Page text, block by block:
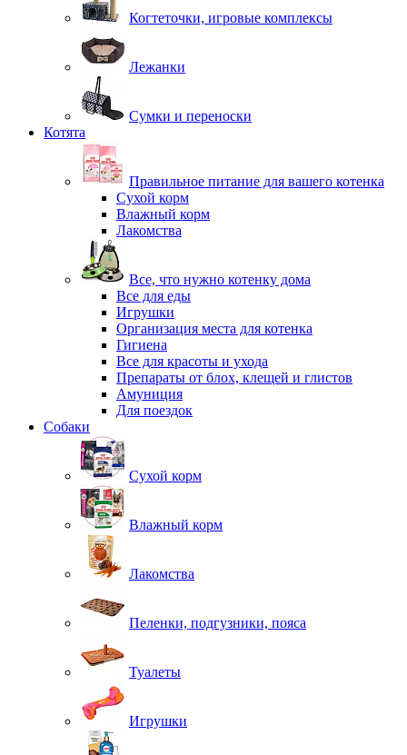
Когтеточки, игровые комплексы
Лежанки
Сумки и переноски
Котята
Правильное питание для вашего котенка
Сухой корм
Влажный корм
Лакомства
Все, что нужно котенку дома
Все для еды
Игрушки
Организация места для котенка
Гигиена
Все для красоты и ухода
Препараты от блох, клещей и глистов
Амуниция
Для поездок
Собаки
Сухой корм
Влажный корм
Лакомства
Пеленки, подгузники, пояса
Туалеты
Игрушки